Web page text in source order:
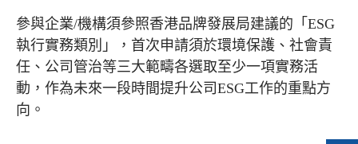
參與企業/機構須參照香港品牌發展局建議的「ESG
執行實務類別」，首次申請須於環境保護、社會責
任、公司管治等三大範疇各選取至少一項實務活
動，作為未來一段時間提升公司ESG工作的重點方
向。